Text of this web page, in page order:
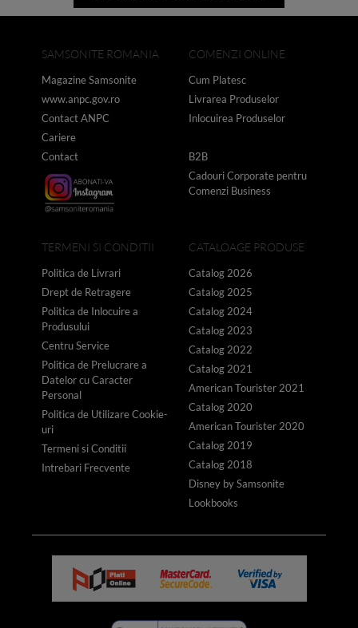
SAMSONITE ROMANIA
Magazine Samsonite
www.anpc.gov.ro
Contact ANPC
Cariere
Contact
COMENZI ONLINE
Cum Platesc
Livrarea Produselor
Inlocuirea Produselor
B2B
Cadouri Corporate pentru
Comenzi Business
TERMENI SI CONDITII
Politica de Livrari
Drept de Retragere
Politica de Inlocuire a
Produsului
Centru Service
Politica de Prelucrare a
Datelor cu Caracter
Personal
Politica de Utilizare Cookie-
uri
Termeni si Conditii
Intrebari Frecvente
CATALOAGE PRODUSE
Catalog 2026
Catalog 2025
Catalog 2024
Catalog 2023
Catalog 2022
Catalog 2021
American Tourister 2021
Catalog 2020
American Tourister 2020
Catalog 2019
Catalog 2018
Disney by Samsonite
Lookbooks